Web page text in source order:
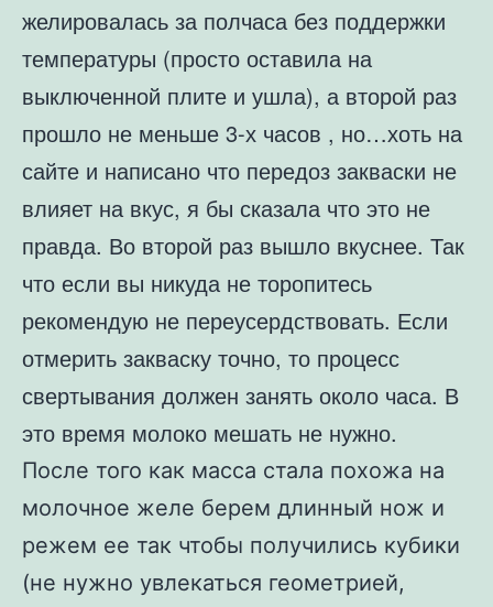
желировалась за полчаса без поддержки
температуры (просто оставила на
выключенной плите и ушла), а второй раз
прошло не меньше 3-х часов , но…хоть на
сайте и написано что передоз закваски не
влияет на вкус, я бы сказала что это не
правда. Во второй раз вышло вкуснее. Так
что если вы никуда не торопитесь
рекомендую не переусердствовать. Если
отмерить закваску точно, то процесс
свертывания должен занять около часа. В
это время молоко мешать не нужно.
После того как масса стала похожа на
молочное желе берем длинный нож и
режем ее так чтобы получились кубики
(не нужно увлекаться геометрией,